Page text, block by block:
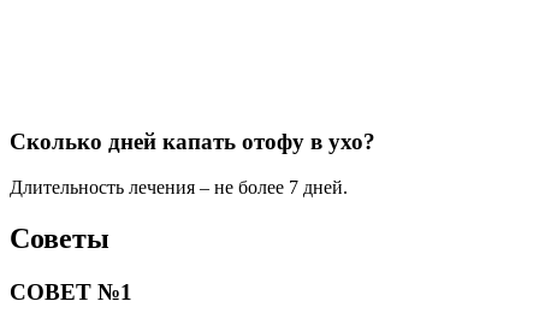
Сколько дней капать отофу в ухо?
Длительность лечения – не более 7 дней.
Советы
СОВЕТ №1